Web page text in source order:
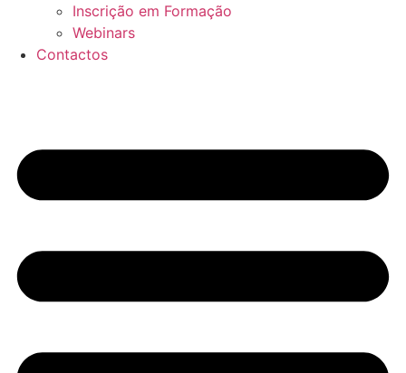
Inscrição em Formação
Webinars
Contactos